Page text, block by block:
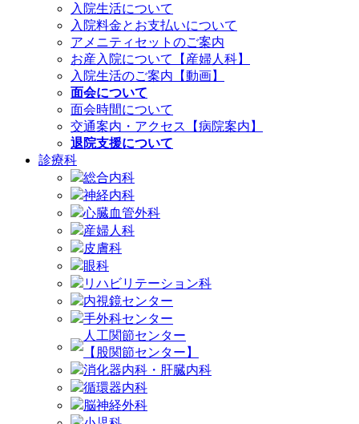
入院生活について
入院料金とお支払いについて
アメニティセットのご案内
お産入院について【産婦人科】
入院生活のご案内【動画】
面会について
面会時間について
交通案内・アクセス【病院案内】
退院支援について
診療科
総合内科
神経内科
心臓血管外科
産婦人科
皮膚科
眼科
リハビリテーション科
内視鏡センター
手外科センター
人工関節センター
【股関節センター】
消化器内科・肝臓内科
循環器内科
脳神経外科